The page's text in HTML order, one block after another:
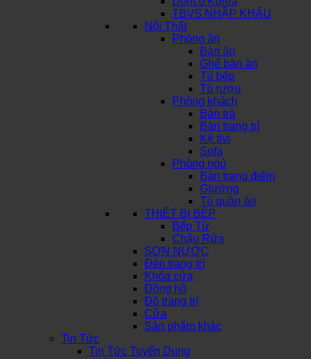
TBVS NHẬP KHẨU
Nội Thất
Phòng ăn
Bàn ăn
Ghế bàn ăn
Tủ bếp
Tủ rượu
Phòng khách
Bàn trà
Bàn trang trí
Kệ tivi
Sofa
Phòng ngủ
Bàn trang điểm
Giường
Tủ quần áo
THIẾT BỊ BẾP
Bếp Từ
Chậu Rửa
SƠN NƯỚC
Đèn trang trí
Khóa cửa
Đồng hồ
Đồ trang trí
Cửa
Sản phẩm khác
Tin Tức
Tin Tức Tuyển Dụng